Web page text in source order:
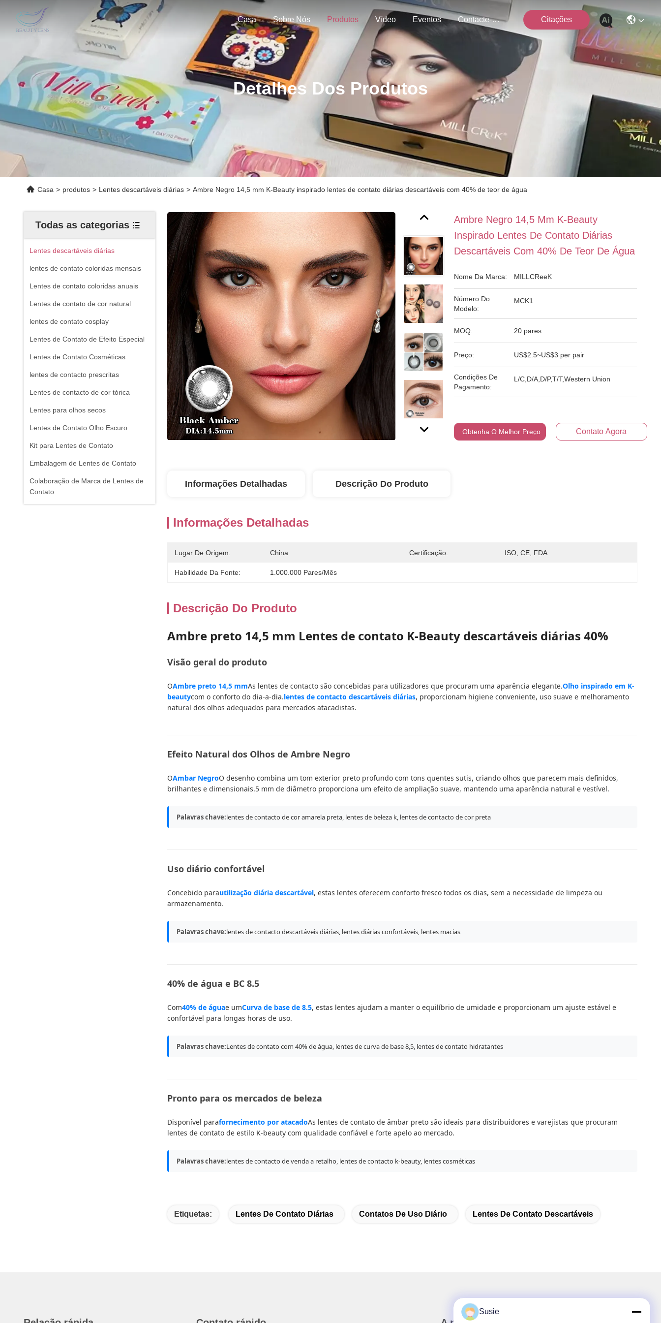
Casa Sobre Nós Produtos Vídeo Eventos Contacte-Nos Citações
Detalhes Dos Produtos
Casa > produtos > Lentes descartáveis ​​diárias > Ambre Negro 14,5 mm K-Beauty inspirado lentes de contato diárias descartáveis com 40% de teor de água
Todas as categorias
Lentes descartáveis ​​diárias
lentes de contato coloridas mensais
Lentes de contato coloridas anuais
Lentes de contato de cor natural
lentes de contato cosplay
Lentes de Contato de Efeito Especial
Lentes de Contato Cosméticas
lentes de contacto prescritas
Lentes de contacto de cor tórica
Lentes para olhos secos
Lentes de Contato Olho Escuro
Kit para Lentes de Contato
Embalagem de Lentes de Contato
Colaboração de Marca de Lentes de
Contato
Ambre Negro 14,5 Mm K-Beauty
Inspirado Lentes De Contato Diárias
Descartáveis Com 40% De Teor De Água
Nome Da Marca: MILLCReeK
Número Do
Modelo:
MCK1
MOQ: 20 pares
Preço: US$2.5~US$3 per pair
Condições De
Pagamento:
L/C,D/A,D/P,T/T,Western Union
Obtenha O Melhor Preço Contato Agora
Informações Detalhadas Descrição Do Produto
Informações Detalhadas
Lugar De Origem: China Certificação: ISO, CE, FDA
Habilidade Da Fonte: 1.000.000 Pares/mês
Descrição Do Produto
Ambre preto 14,5 mm Lentes de contato K-Beauty descartáveis diárias 40%
Visão geral do produto
OAmbre preto 14,5 mmAs lentes de contacto são concebidas para utilizadores que procuram uma aparência elegante.Olho inspirado em K-
beautycom o conforto do dia-a-dia.lentes de contacto descartáveis diárias, proporcionam higiene conveniente, uso suave e melhoramento
natural dos olhos adequados para mercados atacadistas.
Efeito Natural dos Olhos de Ambre Negro
OAmbar NegroO desenho combina um tom exterior preto profundo com tons quentes sutis, criando olhos que parecem mais definidos,
brilhantes e dimensionais.5 mm de diâmetro proporciona um efeito de ampliação suave, mantendo uma aparência natural e vestível.
Palavras chave:lentes de contacto de cor amarela preta, lentes de beleza k, lentes de contacto de cor preta
Uso diário confortável
Concebido parautilização diária descartável, estas lentes oferecem conforto fresco todos os dias, sem a necessidade de limpeza ou
armazenamento.
Palavras chave:lentes de contacto descartáveis diárias, lentes diárias confortáveis, lentes macias
40% de água e BC 8.5
Com40% de águae umCurva de base de 8.5, estas lentes ajudam a manter o equilíbrio de umidade e proporcionam um ajuste estável e
confortável para longas horas de uso.
Palavras chave:Lentes de contato com 40% de água, lentes de curva de base 8,5, lentes de contato hidratantes
Pronto para os mercados de beleza
Disponível parafornecimento por atacadoAs lentes de contato de âmbar preto são ideais para distribuidores e varejistas que procuram
lentes de contato de estilo K-beauty com qualidade confiável e forte apelo ao mercado.
Palavras chave:lentes de contacto de venda a retalho, lentes de contacto k-beauty, lentes cosméticas
Etiquetas: Lentes De Contato Diárias Contatos De Uso Diário Lentes De Contato Descartáveis
Susie